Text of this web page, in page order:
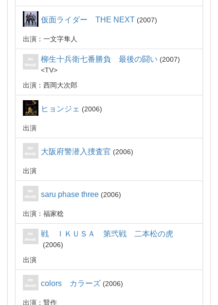
仮面ライダー THE NEXT 2007
出演：一文字隼人
柳生十兵衛七番勝負 最後の闘い
2007
TV
出演：西岡大次郎
ヒョンジェ 2006
出演
大阪府警潜入捜査官 2006
出演
saru phase three 2006
出演：福家稔
戦 ＩＫＵＳＡ 第弐戦 二本松の虎
2006
出演
colors カラーズ 2006
出演：賢作